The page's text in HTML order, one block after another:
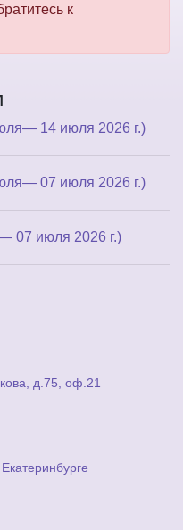
к
14 июля 2026 г.)
07 июля 2026 г.)
07 июля 2026 г.)
д.75, оф.21